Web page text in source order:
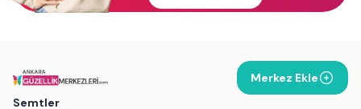
Merkez Ekle
Semtler